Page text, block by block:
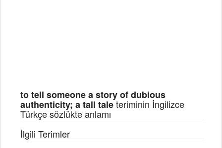
to tell someone a story of dubious
authenticity; a tall taleteriminin İngilizce
Türkçe sözlükte anlamı
İlgili Terimler